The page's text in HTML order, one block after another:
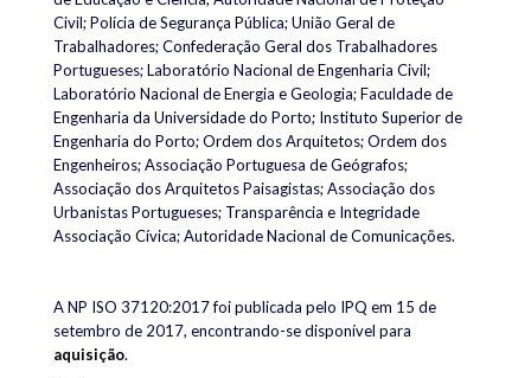
Civil; Polícia de Segurança Pública; União Geral de
Trabalhadores; Confederação Geral dos Trabalhadores
Portugueses; Laboratório Nacional de Engenharia Civil;
Laboratório Nacional de Energia e Geologia; Faculdade de
Engenharia da Universidade do Porto; Instituto Superior de
Engenharia do Porto; Ordem dos Arquitetos; Ordem dos
Engenheiros; Associação Portuguesa de Geógrafos;
Associação dos Arquitetos Paisagistas; Associação dos
Urbanistas Portugueses; Transparência e Integridade
Associação Cívica; Autoridade Nacional de Comunicações.
ANP ISO 37120:2017foi publicada pelo IPQ em 15 de
setembro de 2017, encontrando-se disponível para
aquisição.